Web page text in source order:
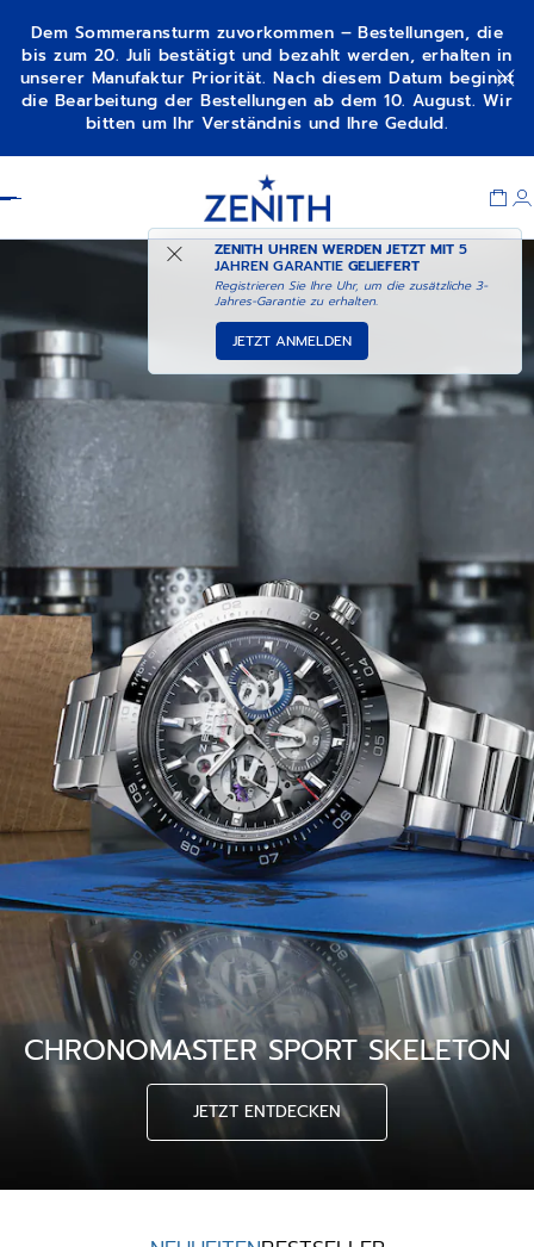
Dem Sommeransturm zuvorkommen – Bestellungen, die
bis zum 20. Juli bestätigt und bezahlt werden, erhalten in
unserer Manufaktur Priorität. Nach diesem Datum beginnt
die Bearbeitung der Bestellungen ab dem 10. August. Wir
bitten um Ihr Verständnis und Ihre Geduld.
ZENITH UHREN WERDEN JETZT MIT5
JAHREN GARANTIE GELIEFERT
Registrieren Sie Ihre Uhr, um die zusätzliche 3-
Jahres-Garantie zu erhalten.
JETZT ANMELDEN
CHRONOMASTER SPORT SKELETON
JETZT ENTDECKEN